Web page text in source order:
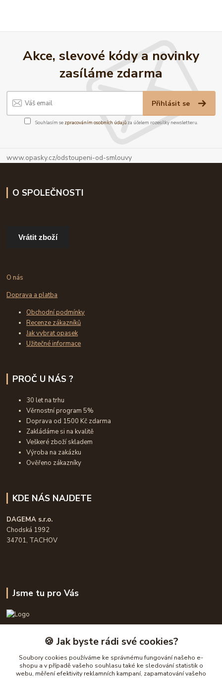
Akce, slevové kódy a novinky
zasíláme zdarma
Přihlásit se
Souhlasím se zpracováním osobních údajůza účelem rozesílky newsletteru.
www.opasky.cz/odstoupeni-od-smlouvy
O SPOLEČNOSTI
Vrátit zboží
O nás
Doprava a platba
Obchodní podmínky
Recenze zákazníků
Jak vybrat opasek
Užitečné informace
PROČ U NÁS ?
30 let na trhu
Věrnostní program 5%
Doprava od 1500 Kč zdarma
Zakládáme si na kvalitě
Veškeré zboží skladem
Výroba na zakázku
Ověřeno zákazníky
KDE NÁS NAJDETE
DAGEMA s.r.o.
Chodská 1992
34701, TACHOV
Jsme tu pro Vás
Frühauf Emanuel, Havelková Dagmar
777632148, 777 832 148
🍪 Jak byste rádi své cookies?
Soubory cookies používáme ke správnému fungování našeho e-
shopu a v případě vašeho souhlasu také ke sledování statistik o
webu, měření efektivity reklamních kampaní, zapamatování vašeho